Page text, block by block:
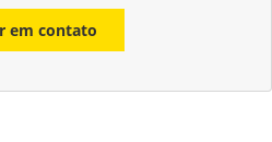
em contato